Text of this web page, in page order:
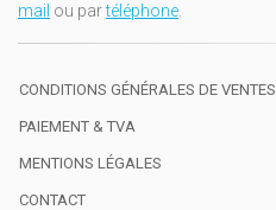
mail ou partéléphone
CONDITIONS GÉNÉRALES DE VENTES
PAIEMENT & TVA
MENTIONS LÉGALES
CONTACT